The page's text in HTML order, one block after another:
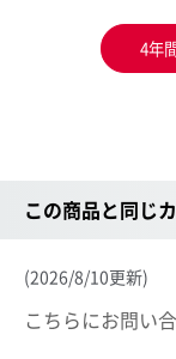
4年
この商品と同じ
(2026/8/10更新)
こちらにお問い